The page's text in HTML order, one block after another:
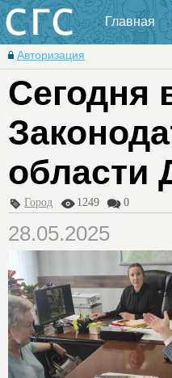
Главная
Авторизация
Сегодня
области
Город 1249 0
28.05.2025